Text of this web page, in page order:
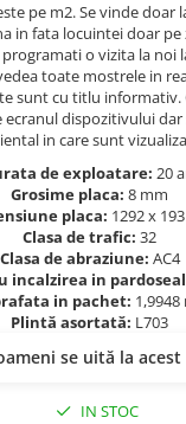
pe m2. Se vinde doar
in fata locuintei doar
o vizita la noi
toate mostrele in
sunt cu titlu informativ.
ecranul dispozitivului
in care sunt
de exploatare: 20
Grosime placa: 8 mm
placa: 1292 x
Clasa de trafic: 32
Clasa de abraziune: AC4
incalzirea in
in pachet: 1,9948
Plintă asortată: L703
se uită la
IN STOC